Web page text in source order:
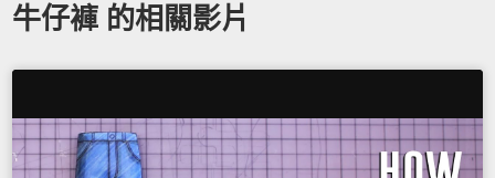
牛仔褲 的相關影片